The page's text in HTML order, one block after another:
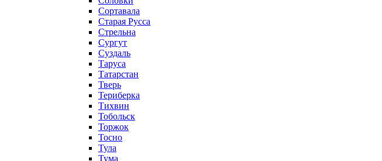
Сортавала
Старая Русса
Стрельна
Сургут
Суздаль
Таруса
Татарстан
Тверь
Териберка
Тихвин
Тобольск
Торжок
Тосно
Тула
Тума